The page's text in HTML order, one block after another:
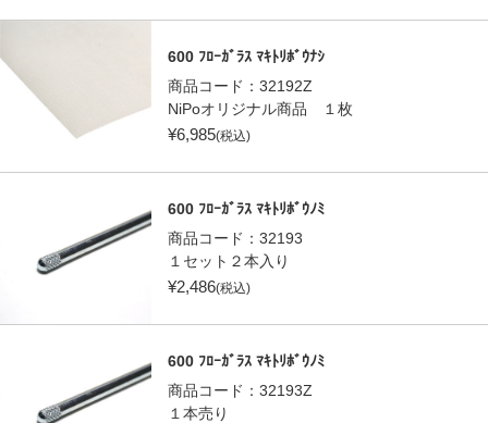
600 ﾌﾛｰｶﾞﾗｽ ﾏｷﾄﾘﾎﾞｳﾅｼ
商品コード： 32192Z
NiPoオリジナル商品 １枚
¥6,985(税込)
600 ﾌﾛｰｶﾞﾗｽ ﾏｷﾄﾘﾎﾞｳﾉﾐ
商品コード： 32193
１セット２本入り
¥2,486(税込)
600 ﾌﾛｰｶﾞﾗｽ ﾏｷﾄﾘﾎﾞｳﾉﾐ
商品コード： 32193Z
１本売り